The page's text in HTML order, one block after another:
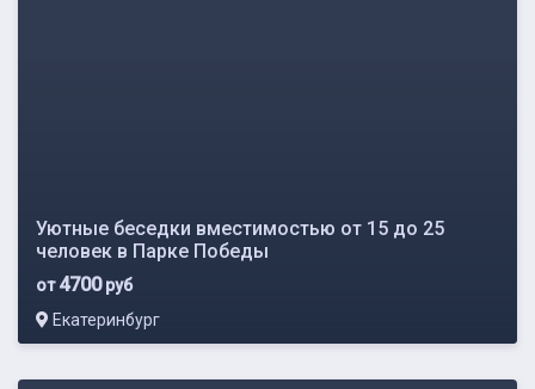
Уютные беседки вместимостью от 15 до 25
человек в Парке Победы
от4700руб
Екатеринбург